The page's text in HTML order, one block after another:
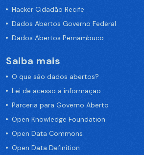
Hacker Cidadão Recife
Dados Abertos Governo Federal
Dados Abertos Pernambuco
Saiba mais
O que são dados abertos?
Lei de acesso a informação
Parceria para Governo Aberto
Open Knowledge Foundation
Open Data Commons
Open Data Definition